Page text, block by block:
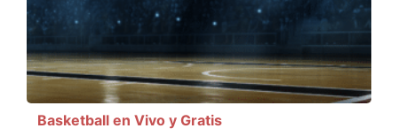
Basketball en Vivo y Gratis